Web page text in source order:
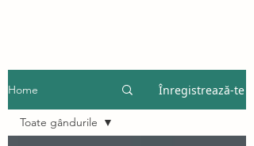
Home Înregistrează-te
Toate gândurile